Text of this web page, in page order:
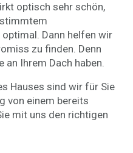
optisch sehr schön,
Dann helfen wir
zu finden. Denn
an Ihrem Dach haben.
Hauses sind wir für Sie
von einem bereits
mit uns den richtigen